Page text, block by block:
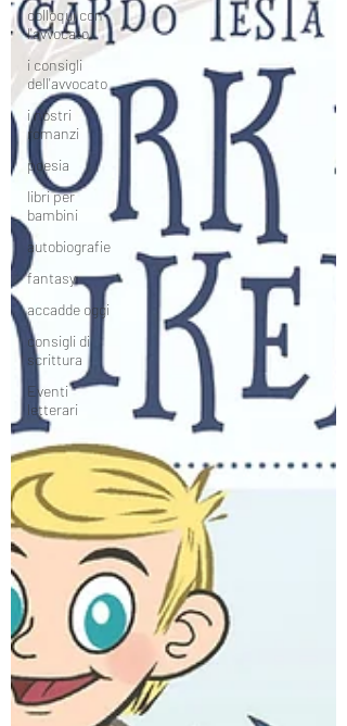
colloqui con
l'avvocato
i consigli
dell'avvocato
i nostri
romanzi
poesia
libri per
bambini
autobiografie
fantasy
accadde oggi
consigli di
scrittura
Eventi
letterari